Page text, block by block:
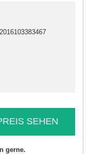
2016103383467
SEHEN
gerne.